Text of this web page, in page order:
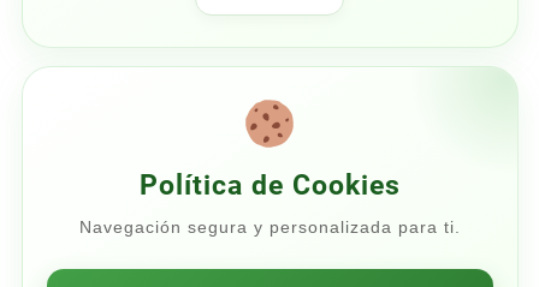
Política de Cookies
Navegación segura y personalizada para ti.